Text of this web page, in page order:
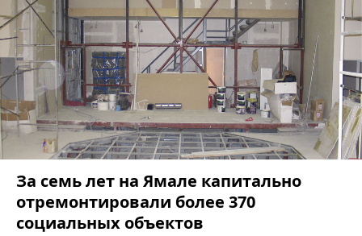
За семь лет на Ямале капитально
отремонтировали более 370
социальных объектов